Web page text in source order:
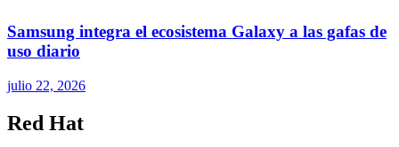
Samsung integra el ecosistema Galaxy a las gafas de
uso diario
julio 22, 2026
Red Hat